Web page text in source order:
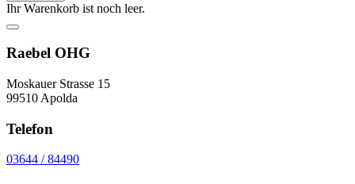
Ihr Warenkorb ist noch leer.
Raebel OHG
Moskauer Strasse 15
99510 Apolda
Telefon
03644 / 84490